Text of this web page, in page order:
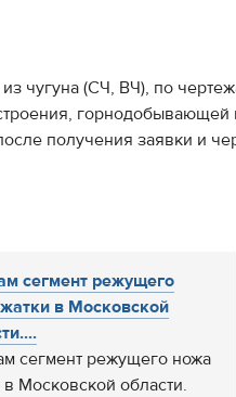
чугуна (СЧ, ВЧ), по
получения заявки и
сегмент режущего
в Московской
сегмент режущего ножа
в Московской области.